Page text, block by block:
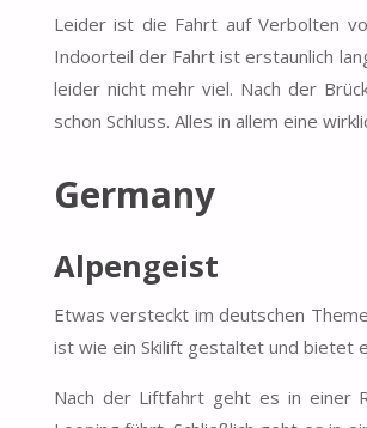
Leider ist die Fahrt auf Verbolten
Indoorteil der Fahrt ist erstaunlich
leider nicht mehr viel. Nach der
schon Schluss. Alles in allem eine
Germany
Alpengeist
Etwas versteckt im deutschen
ist wie ein Skilift gestaltet und bietet
Nach der Liftfahrt geht es in einer